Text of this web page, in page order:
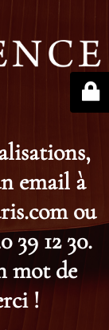
email à
ou
39 12 30.
mot de
!